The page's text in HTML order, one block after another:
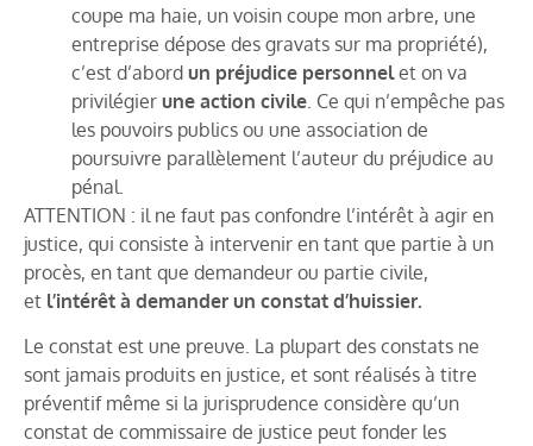
coupe ma haie, un voisin coupe mon arbre, une
entreprise dépose des gravats sur ma propriété),
c’est d’abord un préjudice personnelet on va
privilégier une action civile . Ce qui n’empêche pas
les pouvoirs publics ou une association de
poursuivre parallèlement l’auteur du préjudice au
pénal.
ATTENTION : il ne faut pas confondre l’intérêt à agir en
justice, qui consiste à intervenir en tant que partie à un
procès, en tant que demandeur ou partie civile,
et l’intérêt à demander un constat d’huissier.
Le constat est une preuve. La plupart des constats ne
sont jamais produits en justice, et sont réalisés à titre
préventif même si la jurisprudence considère qu’un
constat de commissaire de justice peut fonder les